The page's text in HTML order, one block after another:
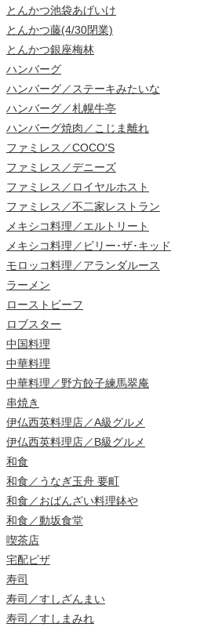
とんかつ池袋あげいけ
とんかつ藤(4/30閉業)
とんかつ銀座梅林
ハンバーグ
ハンバーグ／ステーキみたいな
ハンバーグ／札幌牛亭
ハンバーグ焼肉／こじま離れ
ファミレス／COCO'S
ファミレス／デニーズ
ファミレス／ロイヤルホスト
ファミレス／不二家レストラン
メキシコ料理／エルトリート
メキシコ料理／ビリー･ザ･キッド
モロッコ料理／アランダルース
ラーメン
ローストビーフ
ロブスター
中国料理
中華料理
中華料理／野方餃子練馬翠庵
串焼き
伊仏西英料理店／A級グルメ
伊仏西英料理店／B級グルメ
和食
和食／うなぎ玉舟 要町
和食／おばんざい料理鉢や
和食／動坂食堂
喫茶店
宅配ピザ
寿司
寿司／すしざんまい
寿司／すしまみれ